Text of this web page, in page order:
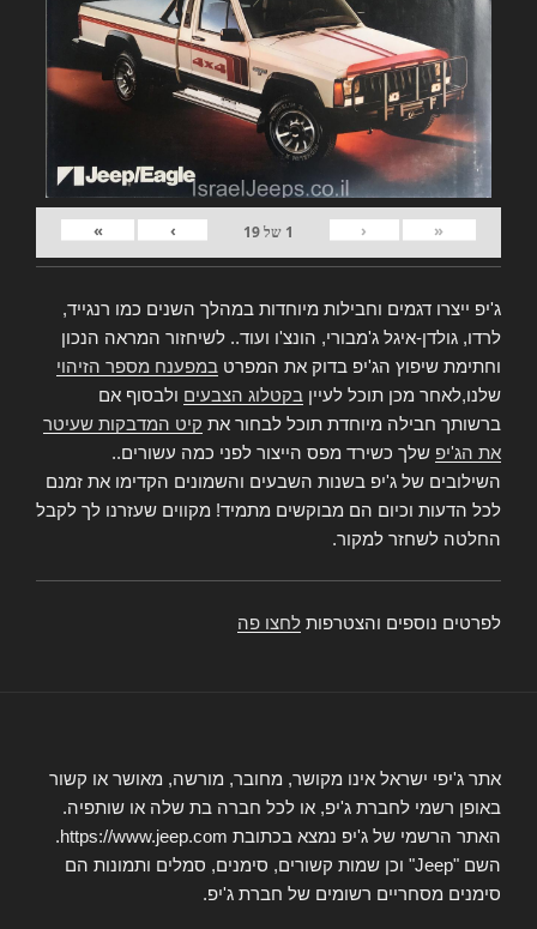
«
‹
1 של19
›
»
ג'יפ ייצרו דגמים וחבילות מיוחדות במהלך השנים כמו רנגייד,
לרדו, גולדן-איגל ג'מבורי, הונצ'ו ועוד.. לשיחזור המראה הנכון
וחתימת שיפוץ הג'יפ בדוק את המפרט במפענח מספר הזיהוי
שלנו,לאחר מכן תוכל לעיין בקטלוג הצבעים ולבסוף אם
ברשותך חבילה מיוחדת תוכל לבחור את קיט המדבקות שעיטר
את הג'יפ שלך כשירד מפס הייצור לפני כמה עשורים..
השילובים של ג'יפ בשנות השבעים והשמונים הקדימו את זמנם
לכל הדעות וכיום הם מבוקשים מתמיד! מקווים שעזרנו לך לקבל
החלטה לשחזר למקור.
לפרטים נוספים והצטרפות לחצו פה
אתר ג'יפי ישראל אינו מקושר, מחובר, מורשה, מאושר או קשור
באופן רשמי לחברת ג'יפ, או לכל חברה בת שלה או שותפיה.
האתר הרשמי של ג'יפ נמצא בכתובת https://www.jeep.com.
השם "Jeep" וכן שמות קשורים, סימנים, סמלים ותמונות הם
סימנים מסחריים רשומים של חברת ג'יפ.